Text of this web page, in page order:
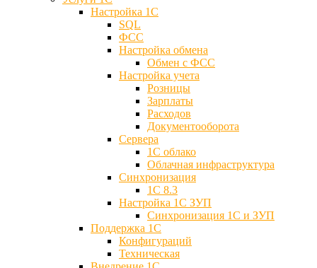
Настройка 1С
SQL
ФСС
Настройка обмена
Обмен с ФСС
Настройка учета
Розницы
Зарплаты
Расходов
Документооборота
Сервера
1С облако
Облачная инфраструктура
Синхронизация
1С 8.3
Настройка 1С ЗУП
Синхронизация 1С и ЗУП
Поддержка 1С
Конфигураций
Техническая